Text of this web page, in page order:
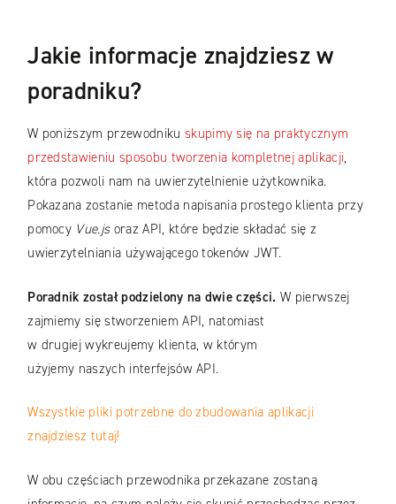
Jakie informacje znajdziesz w
poradniku?
W poniższym przewodniku skupimy się na praktycznym
przedstawieniu sposobu tworzenia kompletnej aplikacji,
która pozwoli nam na uwierzytelnienie użytkownika.
Pokazana zostanie metoda napisania prostego klienta przy
pomocy Vue.jsoraz API, które będzie składać się z
uwierzytelniania używającego tokenów JWT.
Poradnik został podzielony na dwie części. W pierwszej
zajmiemy się stworzeniem API, natomiast
w drugiej wykreujemy klienta, w którym
użyjemy naszych interfejsów API.
Wszystkie pliki potrzebne do zbudowania aplikacji
znajdziesz tutaj!
W obu częściach przewodnika przekazane zostaną